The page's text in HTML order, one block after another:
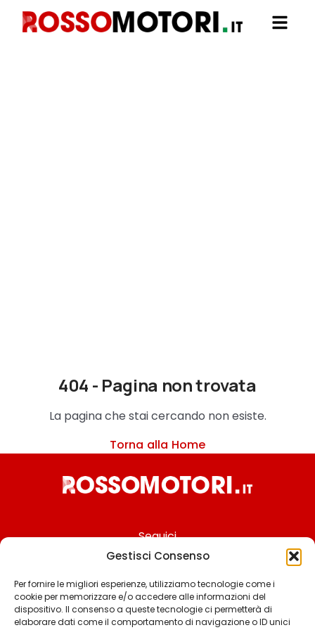
Gestisci Consenso
Per fornire le migliori esperienze, utilizziamo tecnologie come i
cookie per memorizzare e/o accedere alle informazioni del
dispositivo. Il consenso a queste tecnologie ci permetterà di
elaborare dati come il comportamento di navigazione o ID unici
404 - Pagina non trovata
La pagina che stai cercando non esiste.
Torna alla Home
Seguici
Chi siamo